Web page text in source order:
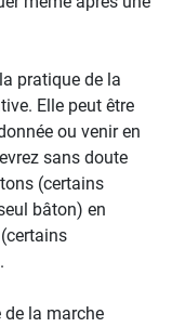
pratique de la
Elle peut être
ou venir en
sans doute
(certains
bâton) en
de la marche